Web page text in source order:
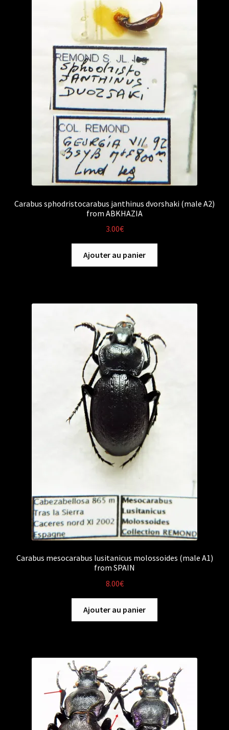
Carabus sphodristocarabus janthinus dvorshaki (male A2)
from ABKHAZIA
3.00€
Ajouter au panier
Carabus mesocarabus lusitanicus molossoides (male A1)
from SPAIN
8.00€
Ajouter au panier